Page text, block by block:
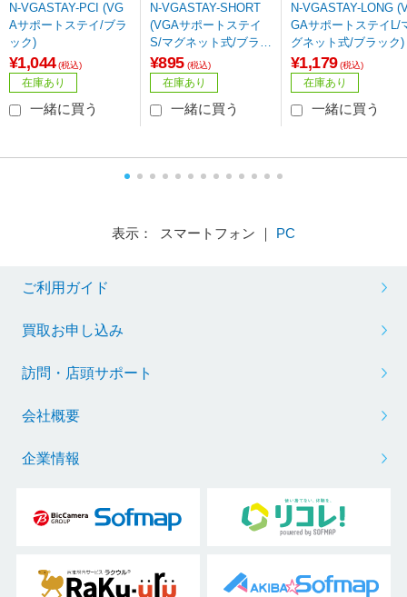
N-VGASTAY-PCI (VG
Aサポートステイ/ブラ
ック)
¥1,044 (税込)
在庫あり
一緒に買う
N-VGASTAY-SHORT
(VGAサポートステイ
S/マグネット式/ブラッ
ク
¥895 (税込)
在庫あり
一緒に買う
N-VGASTAY-LONG
GAサポートステイL/
グネット式/ブラック)
¥1,179 (税込)
在庫あり
一緒に買う
表示： スマートフォン ｜ PC
ご利用ガイド
買取お申し込み
訪問・店頭サポート
会社概要
企業情報